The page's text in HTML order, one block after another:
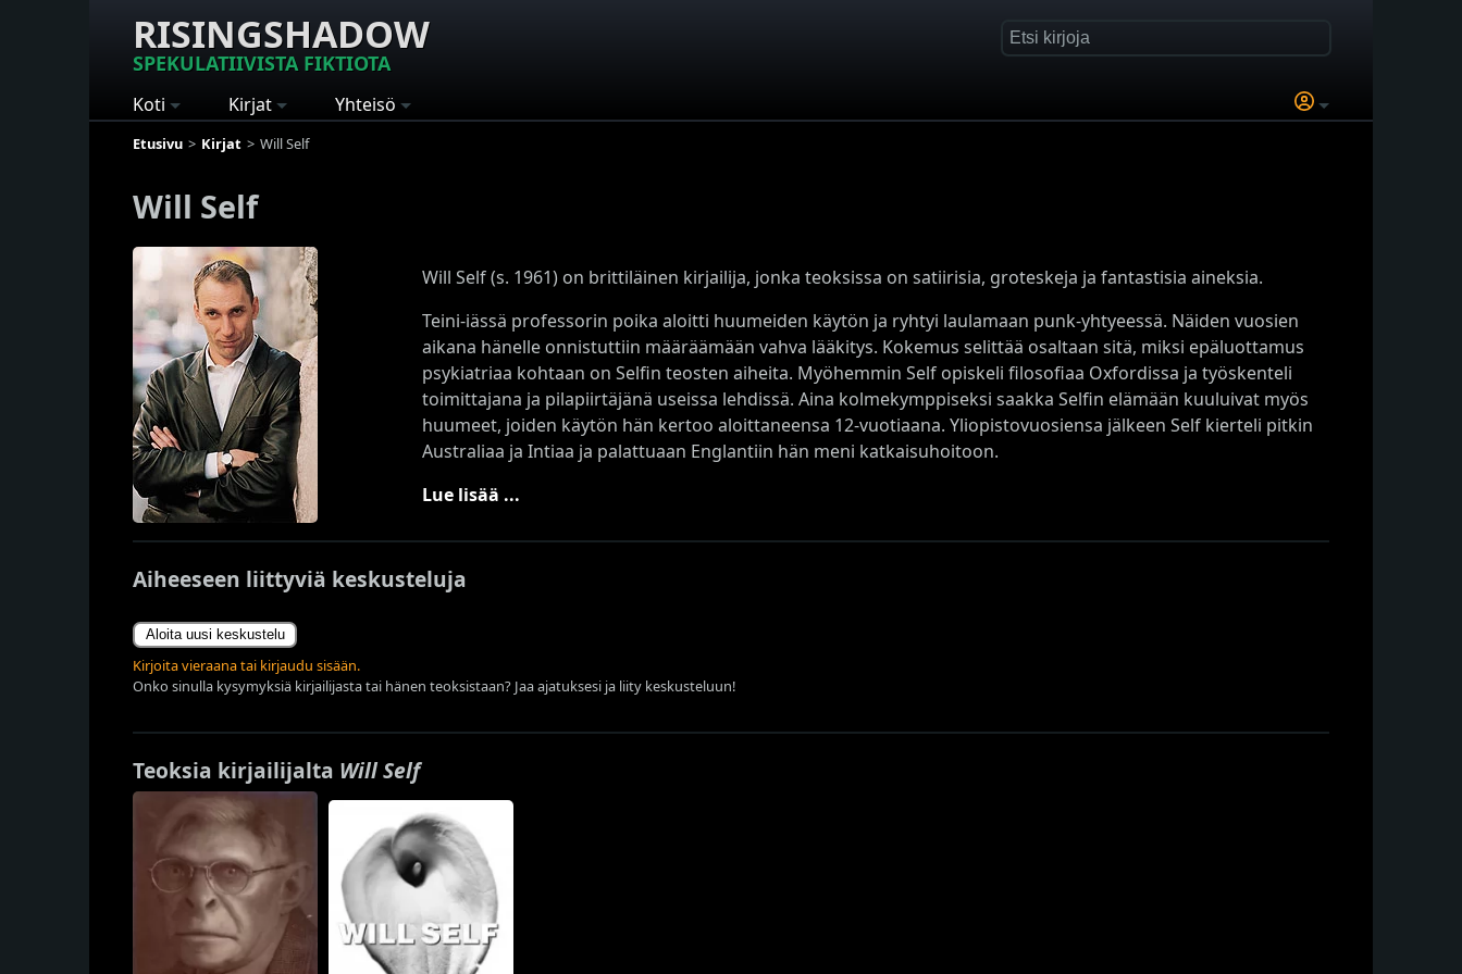
RISINGSHADOW
SPEKULATIIVISTA FIKTIOTA
Koti Kirjat Yhteisö
Etusivu Kirjat Will Self
Will Self
Will Self (s. 1961) on brittiläinen kirjailija, jonka teoksissa on satiirisia, groteskeja ja fantastisia aineksia.
Teini-iässä professorin poika aloitti huumeiden käytön ja ryhtyi laulamaan punk-yhtyeessä. Näiden vuosien
aikana hänelle onnistuttiin määräämään vahva lääkitys. Kokemus selittää osaltaan sitä, miksi epäluottamus
psykiatriaa kohtaan on Selfin teosten aiheita. Myöhemmin Self opiskeli filosofiaa Oxfordissa ja työskenteli
toimittajana ja pilapiirtäjänä useissa lehdissä. Aina kolmekymppiseksi saakka Selfin elämään kuuluivat myös
huumeet, joiden käytön hän kertoo aloittaneensa 12-vuotiaana. Yliopistovuosiensa jälkeen Self kierteli pitkin
Australiaa ja Intiaa ja palattuaan Englantiin hän meni katkaisuhoitoon.
Lue lisää ...
Aiheeseen liittyviä keskusteluja
Aloita uusi keskustelu
Kirjoita vieraana tai kirjaudu sisään.
Onko sinulla kysymyksiä kirjailijasta tai hänen teoksistaan? Jaa ajatuksesi ja liity keskusteluun!
Teoksia kirjailijalta Will Self